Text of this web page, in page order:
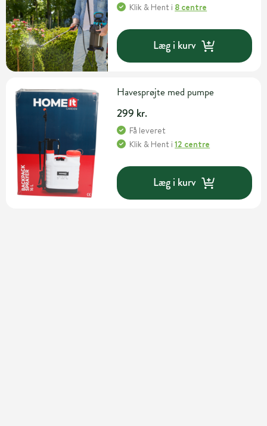
Klik & Hent i 8 centre
Læg i kurv
Havesprøjte med pumpe
299 kr.
Få leveret
Klik & Hent i12 centre
Læg i kurv